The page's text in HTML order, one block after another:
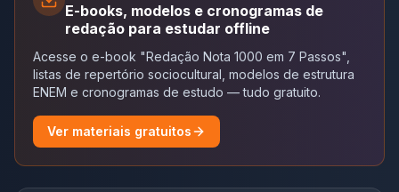
E-books, modelos e cronogramas de
redação para estudar offline
Acesse o e-book "Redação Nota 1000 em 7 Passos",
listas de repertório sociocultural, modelos de estrutura
ENEM e cronogramas de estudo — tudo gratuito.
Ver materiais gratuitos